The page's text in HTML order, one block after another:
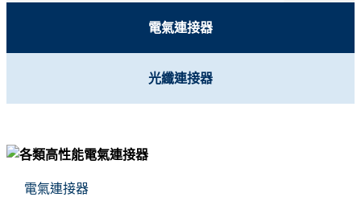
電氣連接器
光纖連接器
電氣連接器